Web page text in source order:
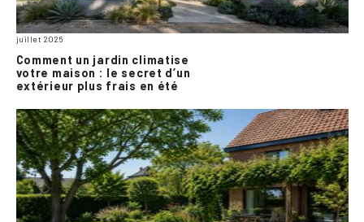
juillet 2026
Comment un jardin climatise
votre maison : le secret d’un
extérieur plus frais en été